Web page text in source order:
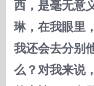
西，是毫无意
琳，在我眼里
我还会去分别
么？对我来说